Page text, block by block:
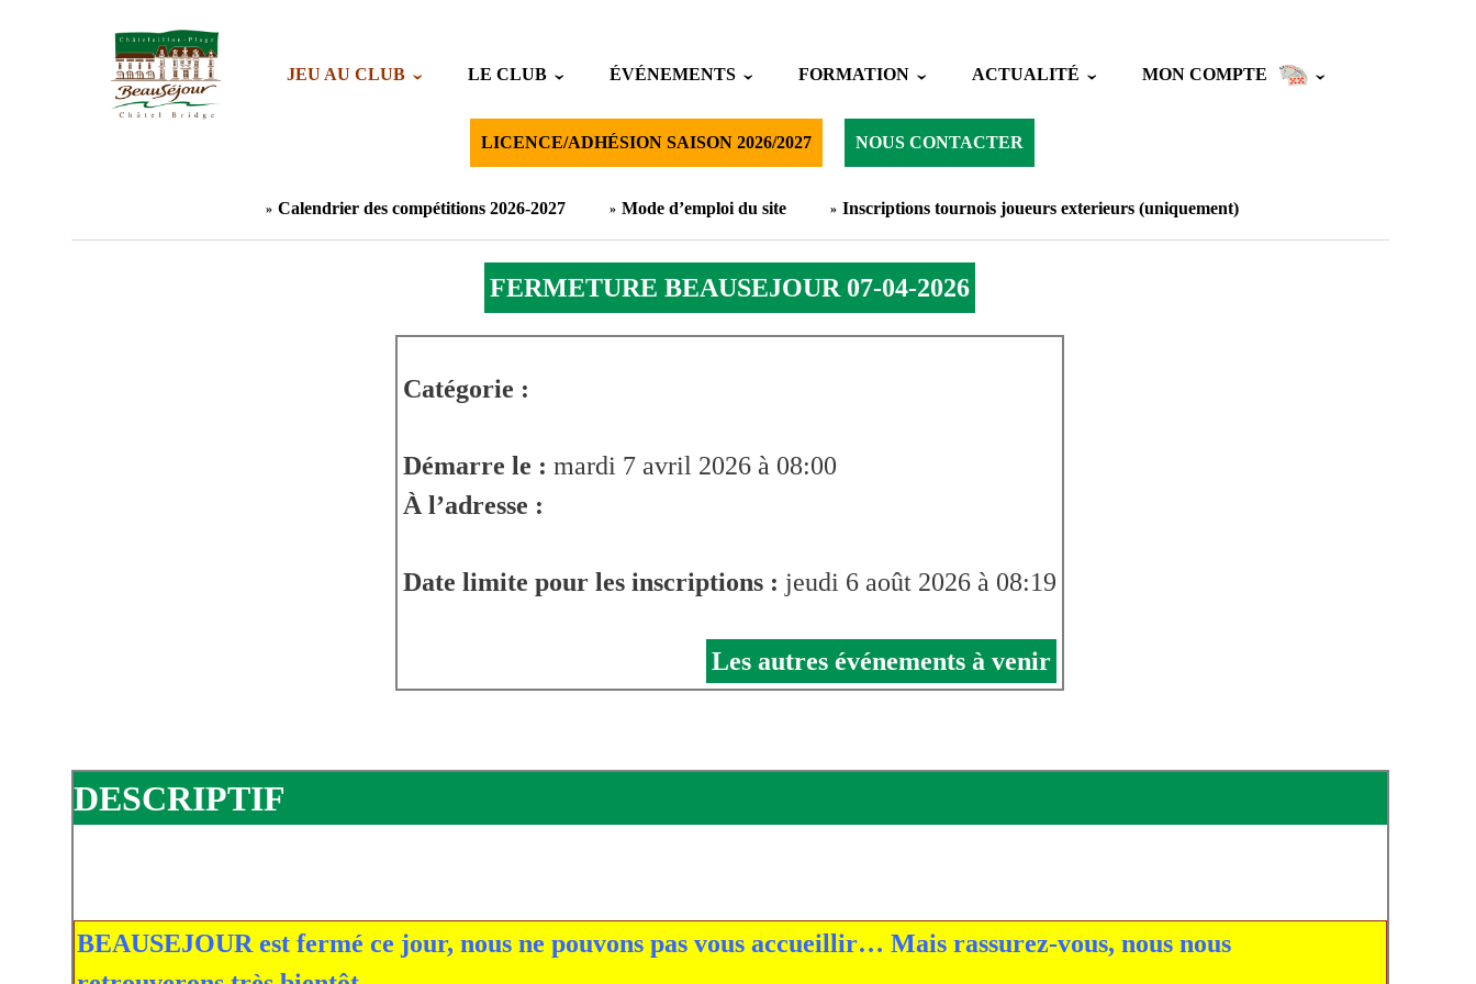
JEU AU CLUB LE CLUB ÉVÉNEMENTS FORMATION ACTUALITÉ MON COMPTE
LICENCE/ADHÉSION SAISON 2026/2027 NOUS CONTACTER
Calendrier des compétitions 2026-2027 Mode d’emploi du site Inscriptions tournois joueurs exterieurs (uniquement)
FERMETURE BEAUSEJOUR 07-04-2026
Catégorie :
Démarre le : mardi 7 avril 2026 à 08:00
À l’adresse :
Date limite pour les inscriptions : jeudi 6 août 2026 à 08:19
Les autres événements à venir
DESCRIPTIF
BEAUSEJOUR est fermé ce jour, nous ne pouvons pas vous accueillir… Mais rassurez-vous, nous nous